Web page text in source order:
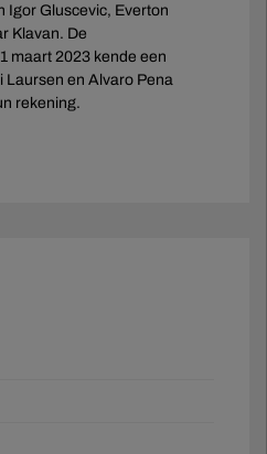
Igor Gluscevic, Everton
Klavan. De
maart 2023 kende een
Laursen en Alvaro Pena
rekening.